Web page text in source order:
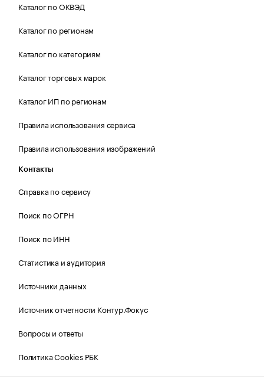
Каталог по ОКВЭД
Каталог по регионам
Каталог по категориям
Каталог торговых марок
Каталог ИП по регионам
Правила использования сервиса
Правила использования изображений
Контакты
Справка по сервису
Поиск по ОГРН
Поиск по ИНН
Статистика и аудитория
Источники данных
Источник отчетности Контур.Фокус
Вопросы и ответы
Политика Cookies РБК